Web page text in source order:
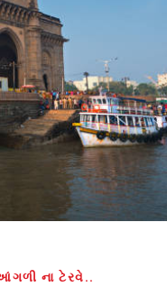
ના ટેરવે..